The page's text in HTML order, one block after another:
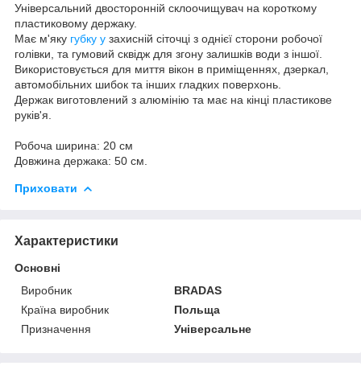
Універсальний двосторонній склоочищувач на короткому
пластиковому держаку.
Має м'яку губку у захисній сіточці з однієї сторони робочої
голівки, та гумовий сквідж для згону залишків води з іншої.
Використовується для миття вікон в приміщеннях, дзеркал,
автомобільних шибок та інших гладких поверхонь.
Держак виготовлений з алюмінію та має на кінці пластикове
руків'я.
Робоча ширина: 20 см
Довжина держака: 50 см.
Приховати
Характеристики
Основні
Виробник
BRADAS
Країна виробник
Польща
Призначення
Універсальне